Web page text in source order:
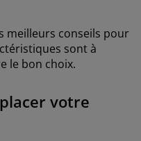
meilleurs conseils pour
sont à
le bon choix.
votre